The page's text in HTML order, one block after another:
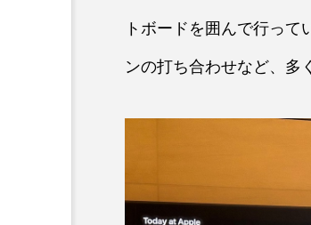
トボードを囲んで行っ
ンの打ち合わせなど、多